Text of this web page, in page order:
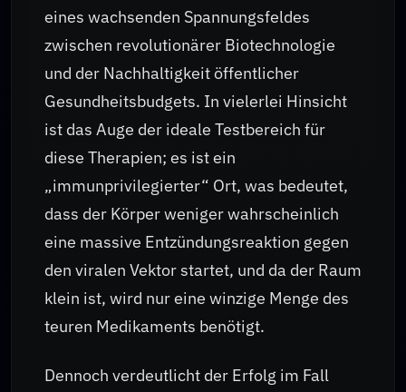
eines wachsenden Spannungsfeldes
zwischen revolutionärer Biotechnologie
und der Nachhaltigkeit öffentlicher
Gesundheitsbudgets. In vielerlei Hinsicht
ist das Auge der ideale Testbereich für
diese Therapien; es ist ein
„immunprivilegierter“ Ort, was bedeutet,
dass der Körper weniger wahrscheinlich
eine massive Entzündungsreaktion gegen
den viralen Vektor startet, und da der Raum
klein ist, wird nur eine winzige Menge des
teuren Medikaments benötigt.
Dennoch verdeutlicht der Erfolg im Fall